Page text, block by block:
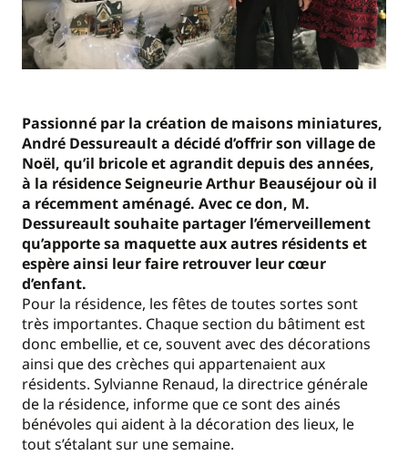
Passionné par la création de maisons miniatures,
André Dessureault a décidé d’offrir son village de
Noël, qu’il bricole et agrandit depuis des années,
à la résidence Seigneurie Arthur Beauséjour où il
a récemment aménagé. Avec ce don, M.
Dessureault souhaite partager l’émerveillement
qu’apporte sa maquette aux autres résidents et
espère ainsi leur faire retrouver leur cœur
d’enfant.
Pour la résidence, les fêtes de toutes sortes sont
très importantes. Chaque section du bâtiment est
donc embellie, et ce, souvent avec des décorations
ainsi que des crèches qui appartenaient aux
résidents. Sylvianne Renaud, la directrice générale
de la résidence, informe que ce sont des ainés
bénévoles qui aident à la décoration des lieux, le
tout s’étalant sur une semaine.